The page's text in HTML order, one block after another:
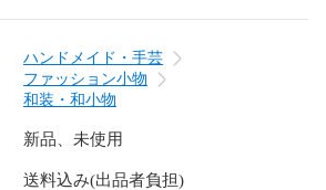
ハンドメイド・手芸
ファッション小物
和装・和小物
新品、未使用
送料込み(出品者負担)